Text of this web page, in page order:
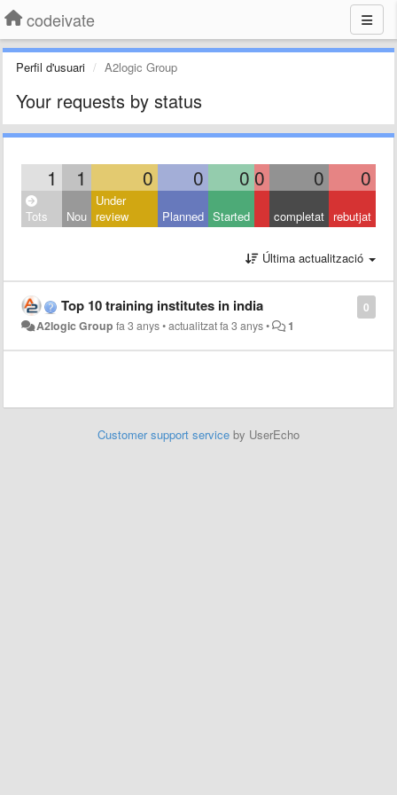
codeivate
Perfil d'usuari A2logic Group
Your requests by status
1 1 0 0 0 0 0 0
Tots Nou
Under
review
Planned Started completat rebutjat
Última actualització
0
Top 10 training institutes in india
A2logic Group fa 3 anys•actualitzatfa 3 anys• 1
Customer support service by UserEcho